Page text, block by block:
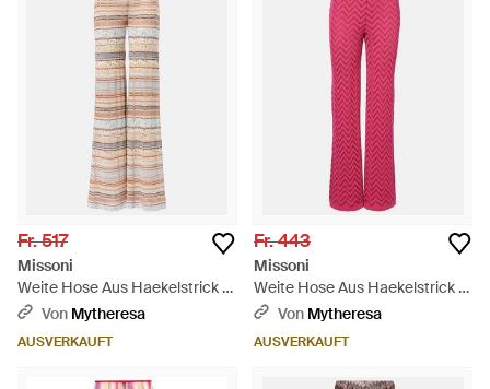
Fr. 517
Missoni
Weite Hose Aus Haekelstrick -
Natur
Von Mytheresa
AUSVERKAUFT
Fr. 443
Missoni
Weite Hose Aus Haekelstrick -
PinkVon Mytheresa
AUSVERKAUFT